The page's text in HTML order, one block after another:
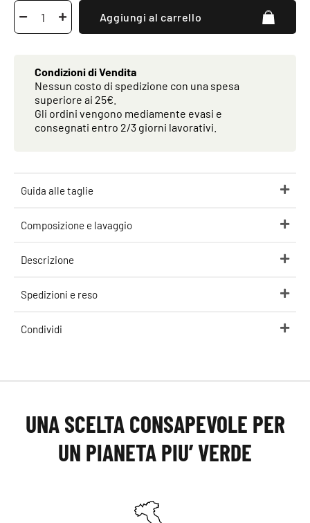
Aggiungi al carrello
Condizioni di Vendita
Nessun costo di spedizione con una spesa
superiore ai 25€.
Gli ordini vengono mediamente evasi e
consegnati entro 2/3 giorni lavorativi.
Guida alle taglie
Composizione e lavaggio
Descrizione
Spedizioni e reso
Condividi
UNA SCELTA CONSAPEVOLE PER
UN PIANETA PIU’ VERDE